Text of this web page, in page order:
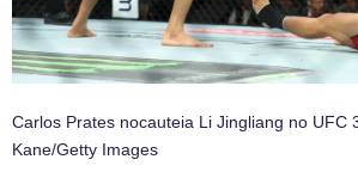
Carlos Prates nocauteia Li Jingliang no
Kane/Getty Images